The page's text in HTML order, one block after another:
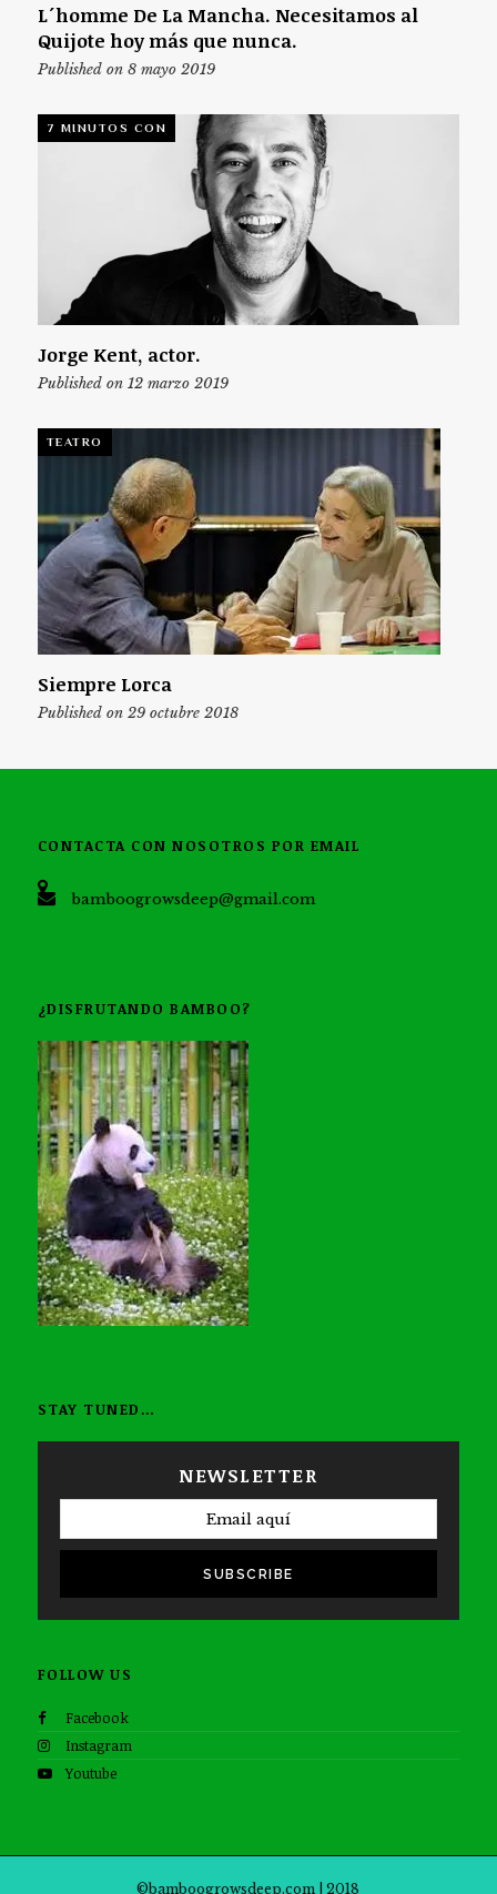
L´homme De La Mancha. Necesitamos al
Quijote hoy más que nunca.
Published on 8 mayo 2019
7 MINUTOS CON
Jorge Kent, actor.
Published on 12 marzo 2019
TEATRO
Siempre Lorca
Published on 29 octubre 2018
CONTACTA CON NOSOTROS POR EMAIL
bamboogrowsdeep@gmail.com
¿DISFRUTANDO BAMBOO?
STAY TUNED…
NEWSLETTER
SUBSCRIBE
FOLLOW US
Facebook
Instagram
Youtube
©bamboogrowsdeep.com | 2018